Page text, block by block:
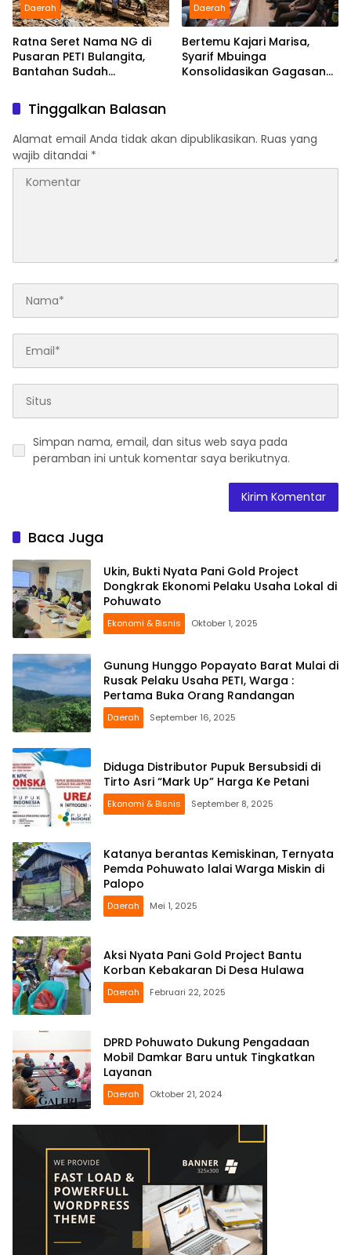
Daerah
Ratna Seret Nama NG di
Pusaran PETI Bulangita,
Bantahan Sudah
Hukum Kapan?
Daerah
Bertemu Kajari Marisa,
Syarif Mbuinga
Konsolidasikan Gagasan
Tinggalkan Balasan
Alamat email Anda tidak akan dipublikasikan. Ruas yang
wajib ditandai *
Simpan nama, email, dan situs web saya pada
peramban ini untuk komentar saya berikutnya.
Baca Juga
Ukin, Bukti Nyata Pani Gold Project
Dongkrak Ekonomi Pelaku Usaha Lokal di
Pohuwato
Ekonomi & Bisnis Oktober 1, 2025
Gunung Hunggo Popayato Barat Mulai di
Rusak Pelaku Usaha PETI, Warga :
Pertama Buka Orang Randangan
Daerah September 16, 2025
Diduga Distributor Pupuk Bersubsidi di
Tirto Asri “Mark Up” Harga Ke Petani
Ekonomi & Bisnis September 8, 2025
Katanya berantas Kemiskinan, Ternyata
Pemda Pohuwato lalai Warga Miskin di
Palopo
Daerah Mei 1, 2025
Aksi Nyata Pani Gold Project Bantu
Korban Kebakaran Di Desa Hulawa
Daerah Februari 22, 2025
DPRD Pohuwato Dukung Pengadaan
Mobil Damkar Baru untuk Tingkatkan
Layanan
Daerah Oktober 21, 2024